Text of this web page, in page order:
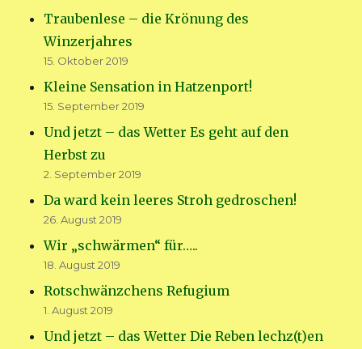
Traubenlese – die Krönung des
Winzerjahres
15. Oktober 2019
Kleine Sensation in Hatzenport!
15. September 2019
Und jetzt – das Wetter Es geht auf den
Herbst zu
2. September 2019
Da ward kein leeres Stroh gedroschen!
26. August 2019
Wir „schwärmen“ für…..
18. August 2019
Rotschwänzchens Refugium
1. August 2019
Und jetzt – das Wetter Die Reben lechz(t)en